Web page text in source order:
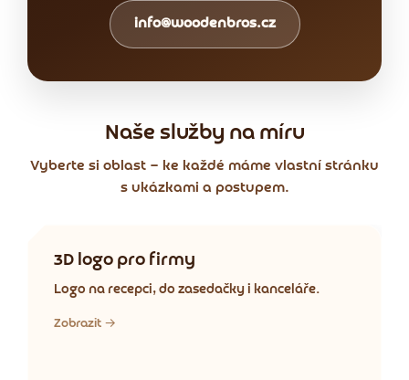
info@woodenbros.cz
Naše služby na míru
Vyberte si oblast — ke každé máme vlastní stránku
s ukázkami a postupem.
3D logo pro firmy
Logo na recepci, do zasedačky i kanceláře.
Zobrazit →